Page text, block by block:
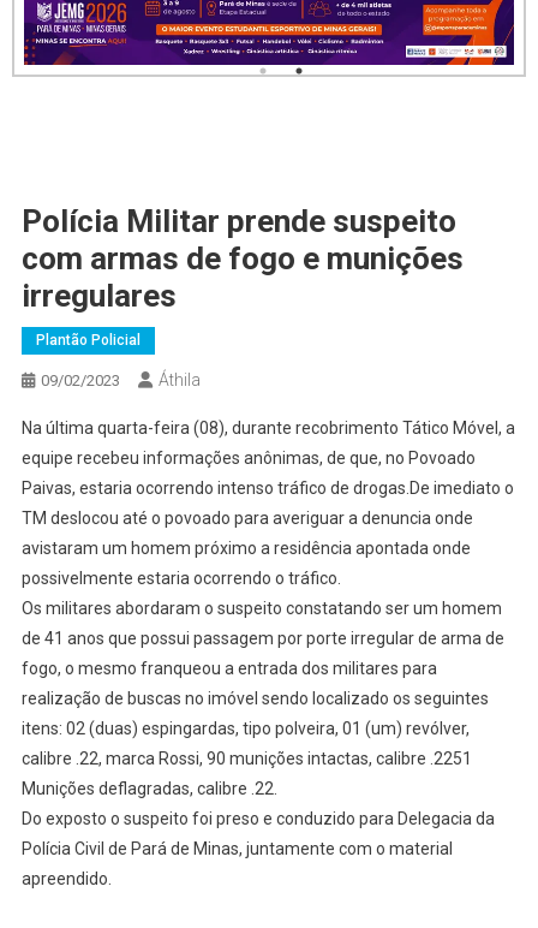
Polícia Militar prende suspeito
com armas de fogo e munições
irregulares
Plantão Policial
09/02/2023 Áthila
Na última quarta-feira (08), durante recobrimento Tático Móvel, a
equipe recebeu informações anônimas, de que, no Povoado
Paivas, estaria ocorrendo intenso tráfico de drogas.De imediato o
TM deslocou até o povoado para averiguar a denuncia onde
avistaram um homem próximo a residência apontada onde
possivelmente estaria ocorrendo o tráfico.
Os militares abordaram o suspeito constatando ser um homem
de 41 anos que possui passagem por porte irregular de arma de
fogo, o mesmo franqueou a entrada dos militares para
realização de buscas no imóvel sendo localizado os seguintes
itens: 02 (duas) espingardas, tipo polveira, 01 (um) revólver,
calibre .22, marca Rossi, 90 munições intactas, calibre .2251
Munições deflagradas, calibre .22.
Do exposto o suspeito foi preso e conduzido para Delegacia da
Polícia Civil de Pará de Minas, juntamente com o material
apreendido.